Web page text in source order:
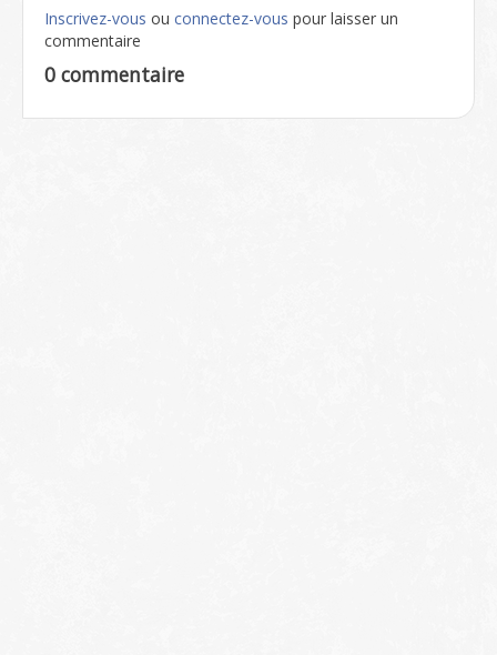
Inscrivez-vous ou connectez-vous pour laisser un
commentaire
0 commentaire